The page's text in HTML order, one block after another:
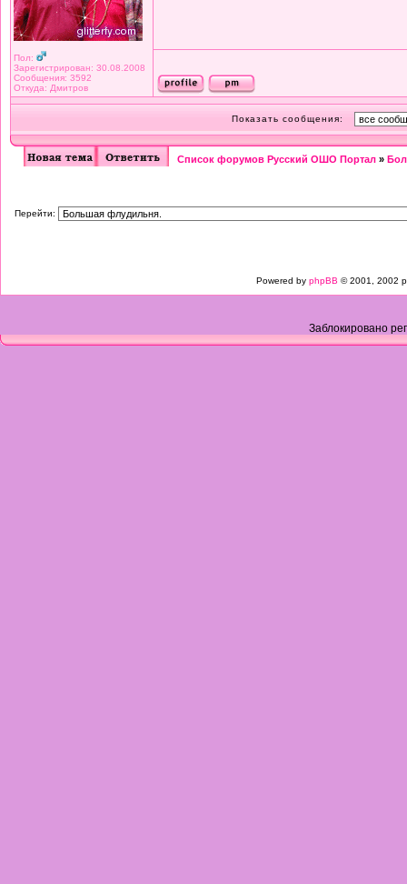
Пол:
Зарегистрирован: 30.08.2008
Сообщения: 3592
Откуда: Дмитров
Показать сообщения:
Список форумов Русский ОШО Портал »
Перейти:
Powered by phpBB © 2001, 2002
Заблокировано